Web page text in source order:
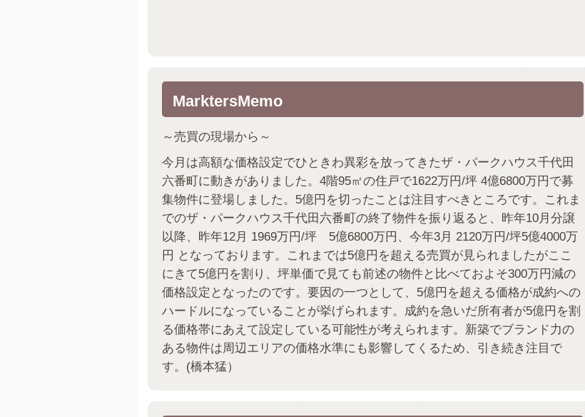
MarktersMemo
～売買の現場から～
今月は高額な価格設定でひときわ異彩を放ってきたザ・パークハウス千代田
六番町に動きがありました。4階95㎡の住戸で1622万円/坪 4億6800万円で募
集物件に登場しました。5億円を切ったことは注目すべきところです。これま
でのザ・パークハウス千代田六番町の終了物件を振り返ると、昨年10月分譲
以降、昨年12月 1969万円/坪 5億6800万円、今年3月 2120万円/坪5億4000万
円 となっております。これまでは5億円を超える売買が見られましたがここ
にきて5億円を割り、坪単価で見ても前述の物件と比べておよそ300万円減の
価格設定となったのです。要因の一つとして、5億円を超える価格が成約への
ハードルになっていることが挙げられます。成約を急いだ所有者が5億円を割
る価格帯にあえて設定している可能性が考えられます。新築でブランド力の
ある物件は周辺エリアの価格水準にも影響してくるため、引き続き注目で
す。(橋本猛）